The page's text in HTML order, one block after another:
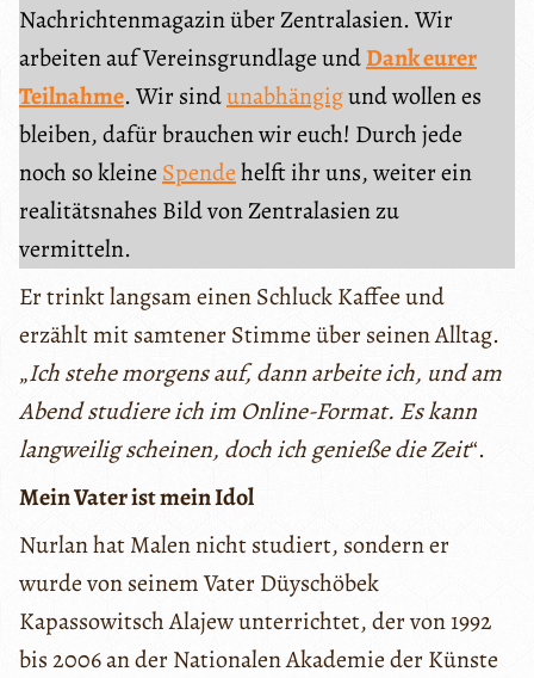
Nachrichtenmagazin über Zentralasien. Wir
arbeiten auf Vereinsgrundlage undDank eurer
Teilnahme. Wir sindunabhängigund wollen es
bleiben, dafür brauchen wir euch! Durch jede
noch so kleine Spendehelft ihr uns, weiter ein
realitätsnahes Bild von Zentralasien zu
vermitteln.
Er trinkt langsam einen Schluck Kaffee und
erzählt mit samtener Stimme über seinen Alltag.
„Ich stehe morgens auf, dann arbeite ich, und am
Abend studiere ich im Online-Format. Es kann
langweilig scheinen, doch ich genieße die Zeit“.
Mein Vater ist mein Idol
Nurlan hat Malen nicht studiert, sondern er
wurde von seinem Vater Düyschöbek
Kapassowitsch Alajew unterrichtet, der von 1992
bis 2006 an der Nationalen Akademie der Künste